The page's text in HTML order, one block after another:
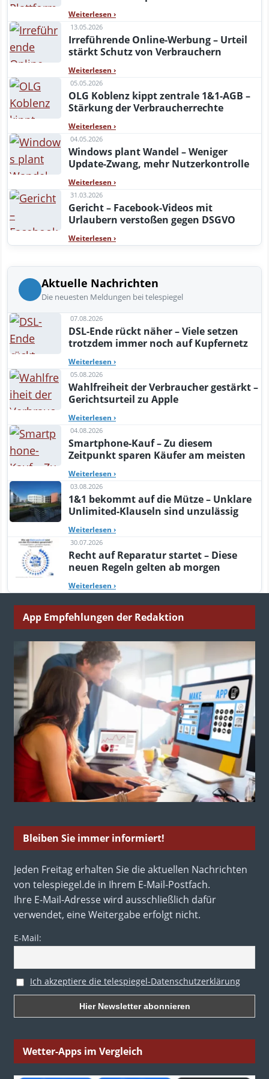
Weiterlesen ›
13.05.2026
Irreführende Online-Werbung – Urteil
stärkt Schutz von Verbrauchern
Weiterlesen ›
05.05.2026
OLG Koblenz kippt zentrale 1&1-AGB –
Stärkung der Verbraucherrechte
Weiterlesen ›
04.05.2026
Windows plant Wandel – Weniger
Update-Zwang, mehr Nutzerkontrolle
Weiterlesen ›
31.03.2026
Gericht – Facebook-Videos mit
Urlaubern verstoßen gegen DSGVO
Weiterlesen ›
Aktuelle Nachrichten
Die neuesten Meldungen bei telespiegel
07.08.2026
DSL-Ende rückt näher – Viele setzen
trotzdem immer noch auf Kupfernetz
Weiterlesen ›
05.08.2026
Wahlfreiheit der Verbraucher gestärkt –
Gerichtsurteil zu Apple
Weiterlesen ›
04.08.2026
Smartphone-Kauf – Zu diesem
Zeitpunkt sparen Käufer am meisten
Weiterlesen ›
03.08.2026
1&1 bekommt auf die Mütze – Unklare
Unlimited-Klauseln sind unzulässig
Weiterlesen ›
30.07.2026
Recht auf Reparatur startet – Diese
neuen Regeln gelten ab morgen
Weiterlesen ›
App Empfehlungen der Redaktion
Bleiben Sie immer informiert!
Jeden Freitag erhalten Sie die aktuellen Nachrichten
von telespiegel.de in Ihrem E-Mail-Postfach.
Ihre E-Mail-Adresse wird ausschließlich dafür
verwendet, eine Weitergabe erfolgt nicht.
E-Mail:
Ich akzeptiere die telespiegel-Datenschutzerklärung
Wetter-Apps im Vergleich